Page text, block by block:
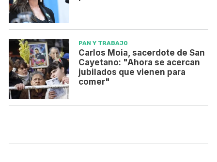
PAN Y TRABAJO
Carlos Moia, sacerdote de San
Cayetano: "Ahora se acercan
jubilados que vienen para
comer"